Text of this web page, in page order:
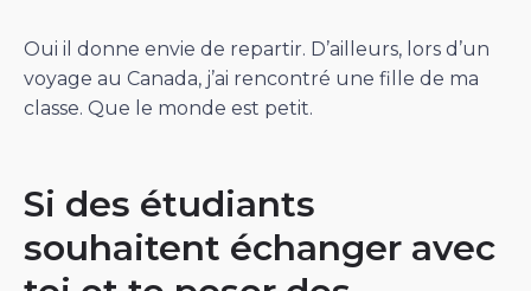
Oui il donne envie de repartir. D’ailleurs, lors d’un
voyage au Canada, j’ai rencontré une fille de ma
classe. Que le monde est petit.
Si des étudiants
souhaitent échanger avec